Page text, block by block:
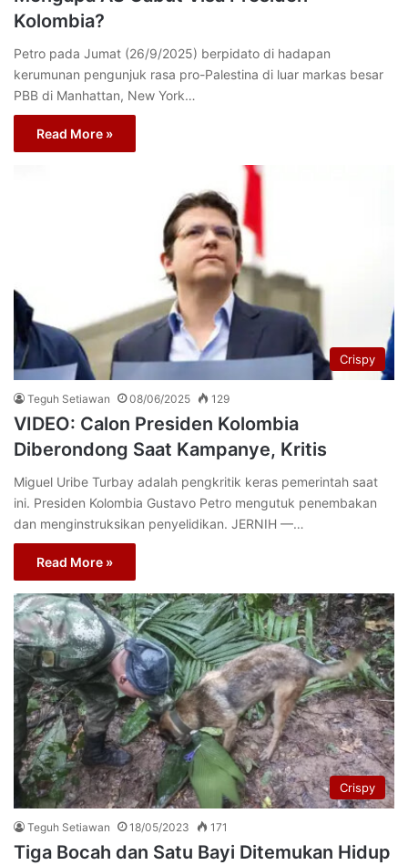
Kolombia?
Petro pada Jumat (26/9/2025) berpidato di hadapan
kerumunan pengunjuk rasa pro-Palestina di luar markas besar
PBB di Manhattan, New York…
Read More »
Crispy
Teguh Setiawan 08/06/2025 129
VIDEO: Calon Presiden Kolombia
Diberondong Saat Kampanye, Kritis
Miguel Uribe Turbay adalah pengkritik keras pemerintah saat
ini. Presiden Kolombia Gustavo Petro mengutuk penembakan
dan menginstruksikan penyelidikan. JERNIH —…
Read More »
Crispy
Teguh Setiawan 18/05/2023 171
Tiga Bocah dan Satu Bayi Ditemukan Hidup